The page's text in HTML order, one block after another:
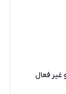
فعال